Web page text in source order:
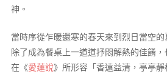
神。
當時序從乍暖還寒的春天來到烈日當空
除了成為餐桌上一道道抒悶解熱的佳餚
在《愛蓮說》所形容「香遠益清，亭亭靜